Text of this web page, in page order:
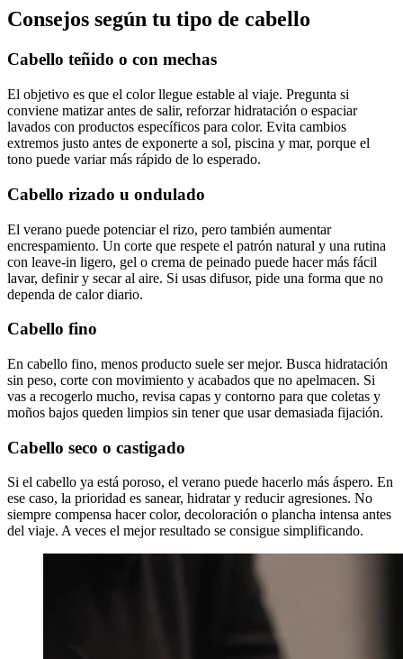
Consejos según tu tipo de cabello
Cabello teñido o con mechas
El objetivo es que el color llegue estable al viaje. Pregunta si
conviene matizar antes de salir, reforzar hidratación o espaciar
lavados con productos específicos para color. Evita cambios
extremos justo antes de exponerte a sol, piscina y mar, porque el
tono puede variar más rápido de lo esperado.
Cabello rizado u ondulado
El verano puede potenciar el rizo, pero también aumentar
encrespamiento. Un corte que respete el patrón natural y una rutina
con leave-in ligero, gel o crema de peinado puede hacer más fácil
lavar, definir y secar al aire. Si usas difusor, pide una forma que no
dependa de calor diario.
Cabello fino
En cabello fino, menos producto suele ser mejor. Busca hidratación
sin peso, corte con movimiento y acabados que no apelmacen. Si
vas a recogerlo mucho, revisa capas y contorno para que coletas y
moños bajos queden limpios sin tener que usar demasiada fijación.
Cabello seco o castigado
Si el cabello ya está poroso, el verano puede hacerlo más áspero. En
ese caso, la prioridad es sanear, hidratar y reducir agresiones. No
siempre compensa hacer color, decoloración o plancha intensa antes
del viaje. A veces el mejor resultado se consigue simplificando.